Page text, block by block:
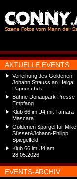
AKTUELLE EVENTS
Verleihung des Goldenen
Johann Strauss an Helga
Papouschek
Bühne Donaupark Presse-
Empfang
Klub 66 im U4 mit Tamara
Mascara
Goldenen Spargel für Mike
Süsser&Johann-Philipp
Spiegelfeld
Klub 66 im U4 am
28.05.2026
EVENTS-ARCHIV